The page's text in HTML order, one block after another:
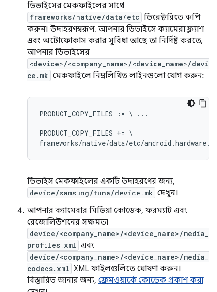
ডিভাইসের মেকফাইলের সাথে
frameworks/native/data/etc ডিরেক্টরিতে কপি
করুন। উদাহরণস্বরূপ, আপনার ডিভাইসে ক্যামেরা ফ্ল্যাশ
এবং অটোফোকাস করার সুবিধা আছে তা নির্দিষ্ট করতে,
আপনার ডিভাইসের
<device>/<company_name>/<device_name>/devi
ce.mk মেকফাইলে নিম্নলিখিত লাইনগুলো যোগ করুন:
PRODUCT_COPY_FILES := \ ...
PRODUCT_COPY_FILES += \
ডিভাইস মেকফাইলের একটি উদাহরণের জন্য,
device/samsung/tuna/device.mk দেখুন।
আপনার ক্যামেরার মিডিয়া কোডেক, ফরম্যাট এবং
রেজোলিউশনের সক্ষমতা
device/<company_name>/<device_name>/media_
profiles.xml এবং
device/<company_name>/<device_name>/media_
codecs.xml XML ফাইলগুলিতে ঘোষণা করুন।
বিস্তারিত জানার জন্য, ফ্রেমওয়ার্কে কোডেক প্রকাশ করা